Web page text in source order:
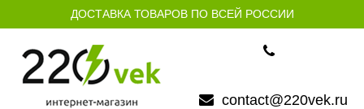
ДОСТАВКА ТОВАРОВ ПО ВСЕЙ РОССИИ
contact@220vek.ru